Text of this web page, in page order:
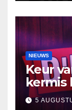
NIEUWS
Keur
kermis
5